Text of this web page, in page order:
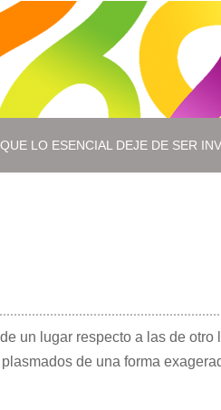
LO ESENCIAL DEJE DE SER
un lugar respecto a las de otro
de una forma